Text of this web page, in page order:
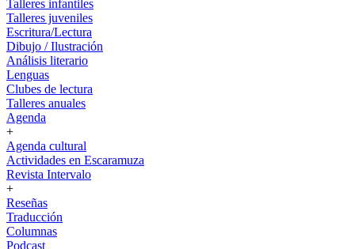
Talleres infantiles
Talleres juveniles
Escritura/Lectura
Dibujo / Ilustración
Análisis literario
Lenguas
Clubes de lectura
Talleres anuales
Agenda
+
Agenda cultural
Actividades en Escaramuza
Revista Intervalo
+
Reseñas
Traducción
Columnas
Podcast